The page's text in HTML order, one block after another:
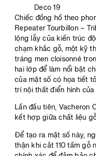
Chiếc đồng hồ theo
Repeater Tourbillon –
lộng lẫy của kiến trúc
chạm khắc gỗ, một kỹ
tráng men cloisonné
hai lớp để làm nổi bật
của mặt số có họa tiết
trí nội thất điển hình
Lần đầu tiên, Vacheron
kết hợp giữa chất liệu
Để tạo ra mặt số này,
thận khi cắt 110 tấm gỗ